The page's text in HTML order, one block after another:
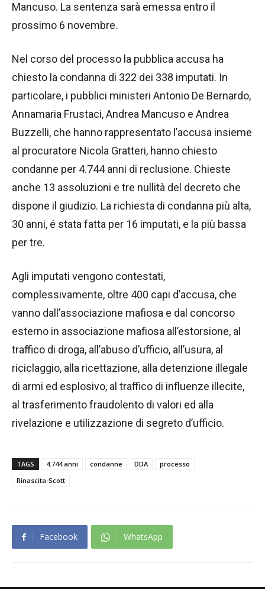
Mancuso. La sentenza sarà emessa entro il
prossimo 6 novembre.
Nel corso del processo la pubblica accusa ha
chiesto la condanna di 322 dei 338 imputati. In
particolare, i pubblici ministeri Antonio De Bernardo,
Annamaria Frustaci, Andrea Mancuso e Andrea
Buzzelli, che hanno rappresentato l’accusa insieme
al procuratore Nicola Gratteri, hanno chiesto
condanne per 4.744 anni di reclusione. Chieste
anche 13 assoluzioni e tre nullità del decreto che
dispone il giudizio. La richiesta di condanna più alta,
30 anni, é stata fatta per 16 imputati, e la più bassa
per tre.
Agli imputati vengono contestati,
complessivamente, oltre 400 capi d’accusa, che
vanno dall’associazione mafiosa e dal concorso
esterno in associazione mafiosa all’estorsione, al
traffico di droga, all’abuso d’ufficio, all’usura, al
riciclaggio, alla ricettazione, alla detenzione illegale
di armi ed esplosivo, al traffico di influenze illecite,
al trasferimento fraudolento di valori ed alla
rivelazione e utilizzazione di segreto d’ufficio.
TAGS 4.744 anni condanne DDA
processo
Rinascita-Scott
Facebook WhatsApp